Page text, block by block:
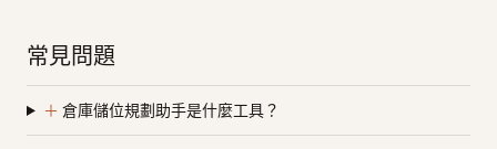
常見問題
＋ 倉庫儲位規劃助手是什麼工具？